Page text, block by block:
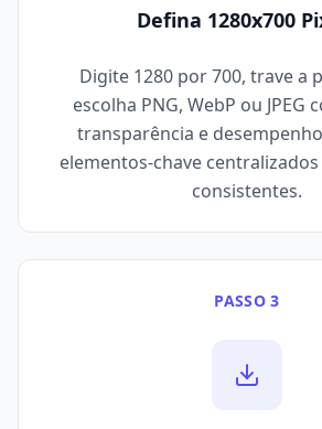
Defina 1280x700
Digite 1280 por 700, trave a
escolha PNG, WebP ou JPEG
transparência e
elementos-chave
consistentes.
PASSO 3